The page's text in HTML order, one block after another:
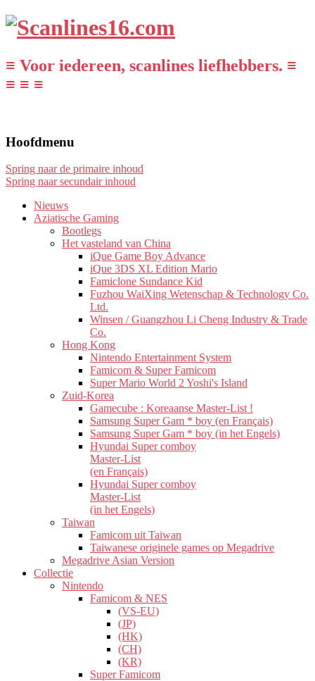
≡ Voor iedereen, scanlines liefhebbers. ≡
≡ ≡ ≡
Hoofdmenu
Spring naar de primaire inhoud
Spring naar secundair inhoud
Nieuws
Aziatische Gaming
Bootlegs
Het vasteland van China
iQue Game Boy Advance
iQue 3DS XL Edition Mario
Famiclone Sundance Kid
Fuzhou WaiXing Wetenschap & Technology Co.
Ltd.
Winsen / Guangzhou Li Cheng Industry & Trade
Co.
Hong Kong
Nintendo Entertainment System
Famicom & Super Famicom
Super Mario World 2 Yoshi's Island
Zuid-Korea
Gamecube : Koreaanse Master-List !
Samsung Super Gam * boy (en Français)
Samsung Super Gam * boy (in het Engels)
Hyundai Super comboy
Master-List
(en Français)
Hyundai Super comboy
Master-List
(in het Engels)
Taiwan
Famicom uit Taiwan
Taiwanese originele games op Megadrive
Megadrive Asian Version
Collectie
Nintendo
Famicom & NES
(VS-EU)
(JP)
(HK)
(CH)
(KR)
Super Famicom